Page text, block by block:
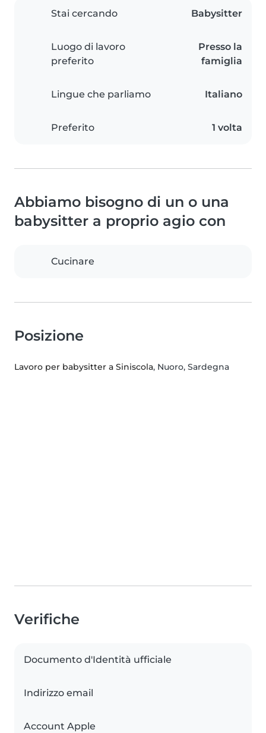
Stai cercando Babysitter
Luogo di lavoro
preferito
Presso la
famiglia
Lingue che parliamo Italiano
Preferito 1 volta
Abbiamo bisogno di un o una
babysitter a proprio agio con
Cucinare
Posizione
Lavoro per babysitter a Siniscola, Nuoro, Sardegna
Verifiche
Documento d'Identità ufficiale
Indirizzo email
Account Apple